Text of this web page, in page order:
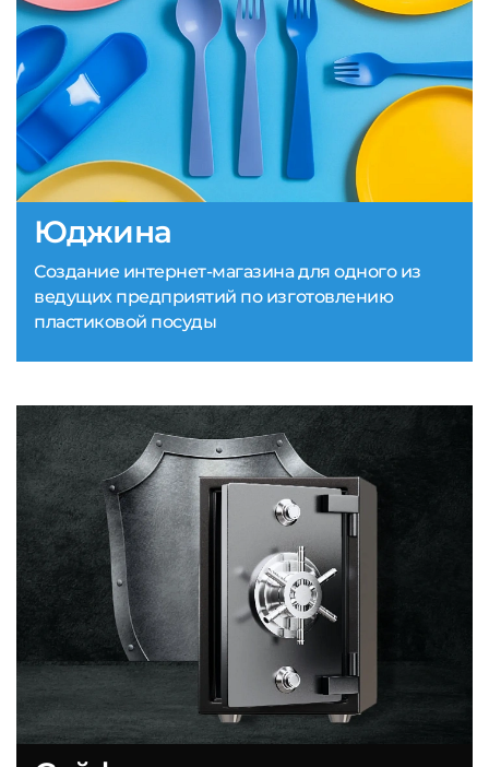
Юджина
Создание интернет-магазина для одного из
ведущих предприятий по изготовлению
пластиковой посуды